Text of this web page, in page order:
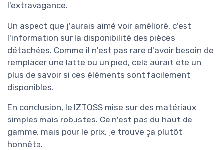
l'extravagance.
Un aspect que j'aurais aimé voir amélioré, c'est
l'information sur la disponibilité des pièces
détachées. Comme il n'est pas rare d'avoir besoin de
remplacer une latte ou un pied, cela aurait été un
plus de savoir si ces éléments sont facilement
disponibles.
En conclusion, le IZTOSS mise sur des matériaux
simples mais robustes. Ce n'est pas du haut de
gamme, mais pour le prix, je trouve ça plutôt
honnête.